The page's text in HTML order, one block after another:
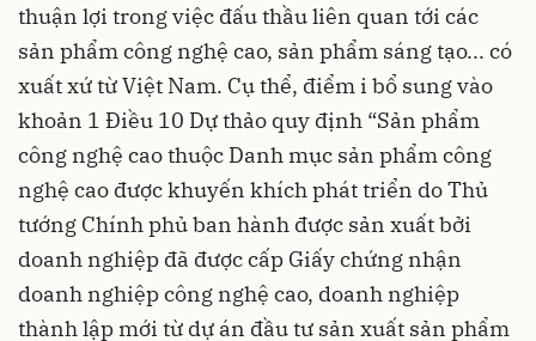
thuận lợi trong việc đấu thầu liên quan tới các
sản phẩm công nghệ cao, sản phẩm sáng tạo... có
xuất xứ từ Việt Nam. Cụ thể, điểm i bổ sung vào
khoản 1 Điều 10 Dự thảo quy định “Sản phẩm
công nghệ cao thuộc Danh mục sản phẩm công
nghệ cao được khuyến khích phát triển do Thủ
tướng Chính phủ ban hành được sản xuất bởi
doanh nghiệp đã được cấp Giấy chứng nhận
doanh nghiệp công nghệ cao, doanh nghiệp
thành lập mới từ dự án đầu tư sản xuất sản phẩm